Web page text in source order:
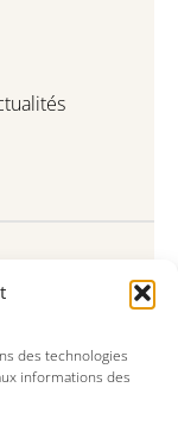
des technologies
informations des